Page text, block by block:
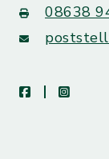
08638
facebook